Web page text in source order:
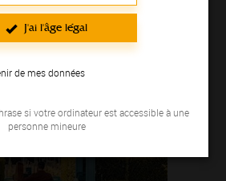
J'ai l'âge légal
de mes données
si votre ordinateur est accessible à une
personne mineure
septembre 2022